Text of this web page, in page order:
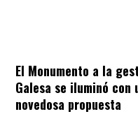
El Monumento a la
Galesa se iluminó con
novedosa propuesta